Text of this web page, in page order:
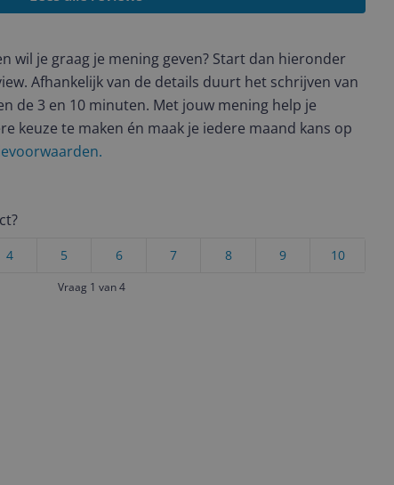
wil je graag je mening geven? Start dan hieronder
Afhankelijk van de details duurt het schrijven van
de 3 en 10 minuten. Met jouw mening help je
keuze te maken én maak je iedere maand kans op
10
9
8
7
6
5
4
Vraag 1 van 4